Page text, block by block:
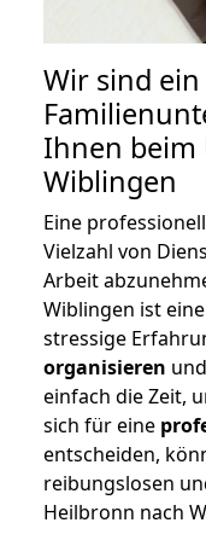
Wir sind ein
Ihnen beim
Wiblingen
Eine
Vielzahl von
Arbeit
Wiblingen ist
stressige
organisieren
einfach die Zeit,
sich für eine
entscheiden,
reibungslosen
Heilbronn nach